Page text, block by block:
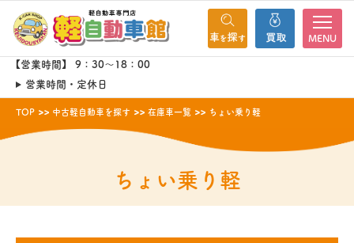
MENU
【営業時間】 9：30～18：00
営業時間・定休日
TOP 中古軽自動車を探す 在庫車一覧 ちょい乗り軽
ちょい乗り軽